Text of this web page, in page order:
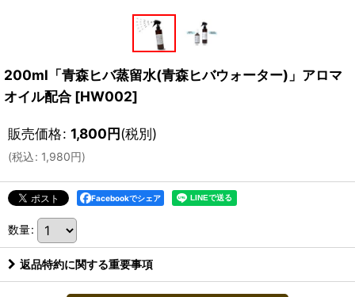
200ml「青森ヒバ蒸留水(青森ヒバウォーター)」アロマ
オイル配合 [HW002]
販売価格: 1,800円(税別)
(税込: 1,980円)
Facebookでシェア
数量:
返品特約に関する重要事項